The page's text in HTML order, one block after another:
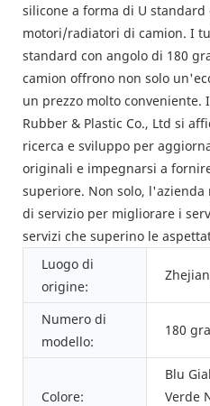
silicone a forma di U
motori/radiatori di camion. I
standard con angolo di 180
camion offrono non solo
un prezzo molto conveniente.
Rubber & Plastic Co., Ltd si
ricerca e sviluppo per
originali e impegnarsi a
superiore. Non solo,
di servizio per migliorare i
servizi che superino le
Luogo di
origine:
Numero di
modello:
180
Colore:
Blu
Verde